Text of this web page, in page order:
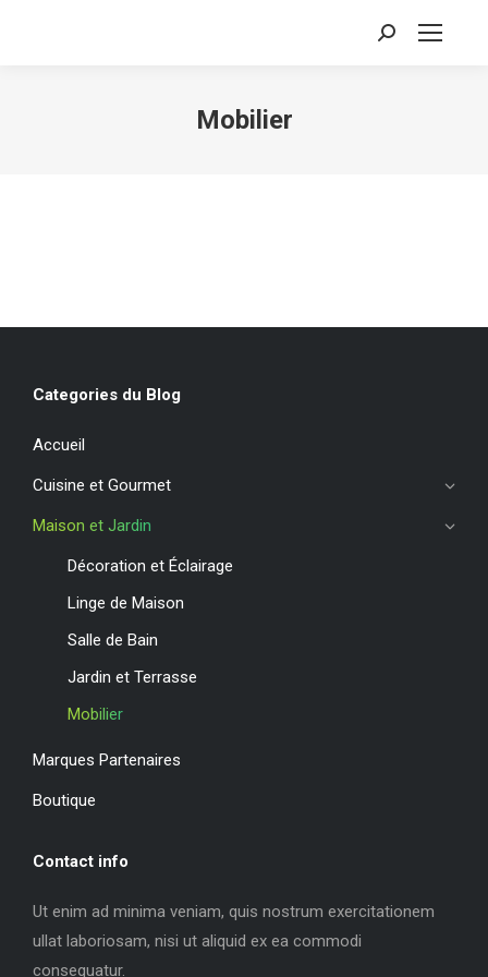
Recherche
Mobilier
Categories du Blog
Accueil
Cuisine et Gourmet
Maison et Jardin
Décoration et Éclairage
Linge de Maison
Salle de Bain
Jardin et Terrasse
Mobilier
Marques Partenaires
Boutique
Contact info
Ut enim ad minima veniam, quis nostrum exercitationem
ullat laboriosam, nisi ut aliquid ex ea commodi
consequatur.